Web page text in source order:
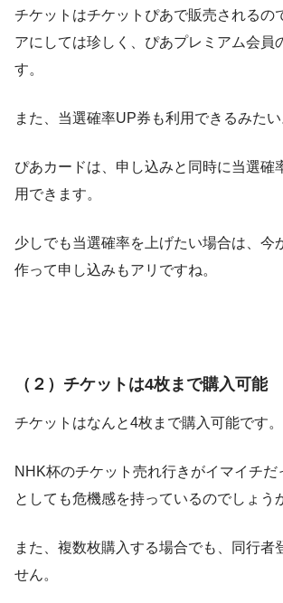
チケットはチケットぴあで販売されるの
アにしては珍しく、ぴあプレミアム会員
す。
また、当選確率UP券も利用できるみたい
ぴあカードは、申し込みと同時に当選確
用できます。
少しでも当選確率を上げたい場合は、今
作って申し込みもアリですね。
（２）チケットは4枚まで購入可能
チケットはなんと4枚まで購入可能です。
NHK杯のチケット売れ行きがイマイチだ
としても危機感を持っているのでしょう
また、複数枚購入する場合でも、同行者
せん。